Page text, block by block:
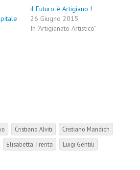
il Futuro è Artigiano !
26 Giugno 2015
In "Artigianato Artistico"
Cristiano Alviti
Cristiano Mandich
Elisabetta Trenta
Luigi Gentili